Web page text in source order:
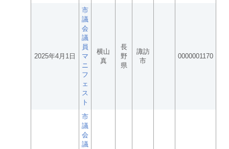
2025年4月1日
市
議
会
議
員
マ
ニ
フ
ェ
ス
ト
横山
真
長
野
県
諏訪
市
0000001170
市
議
会
議